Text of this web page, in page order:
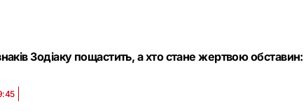
Зодіаку пощастить, а хто стане жертвою